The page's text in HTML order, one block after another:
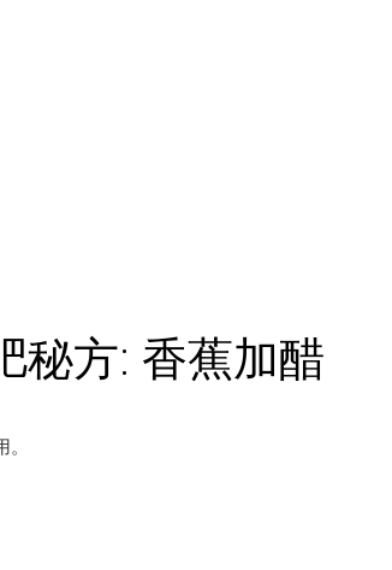
秘方: 香蕉加醋